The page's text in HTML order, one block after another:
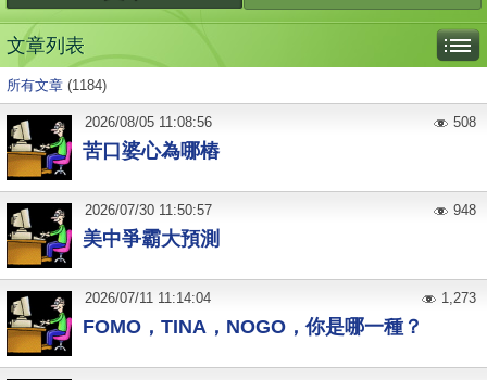
文章列表
所有文章 (1184)
苦口婆心為哪樁
2026/08/05 11:08:56 508
美中爭霸大預測
2026/07/30 11:50:57 948
FOMO，TINA，NOGO，你是哪一種？
2026/07/11 11:14:04 1,273